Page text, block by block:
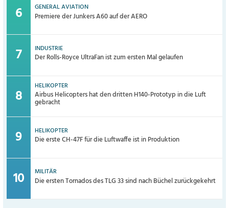
GENERAL AVIATION
Premiere der Junkers A60 auf der AERO
INDUSTRIE
Der Rolls-Royce UltraFan ist zum ersten Mal gelaufen
HELIKOPTER
Airbus Helicopters hat den dritten H140-Prototyp in die Luft
gebracht
HELIKOPTER
Die erste CH-47F für die Luftwaffe ist in Produktion
MILITÄR
Die ersten Tornados des TLG 33 sind nach Büchel zurückgekehrt